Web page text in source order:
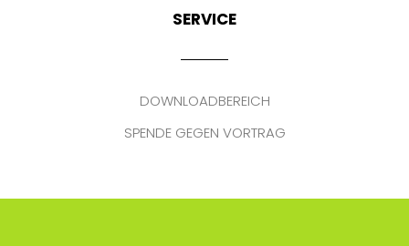
SERVICE
DOWNLOADBEREICH
SPENDE GEGEN VORTRAG